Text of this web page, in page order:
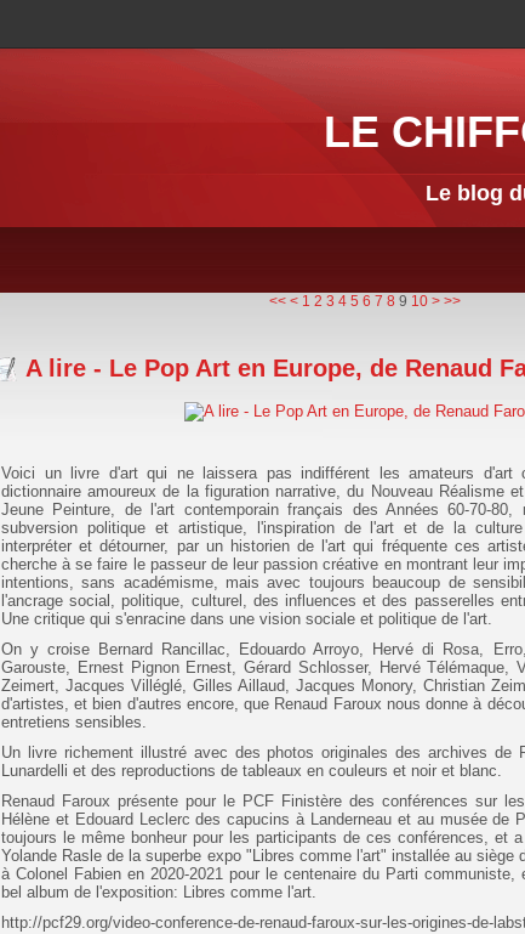
LE
Le blog
<< < 1 2 3 4 5 6 7 8 9 10 20
> >>
A lire - Le Pop Art en Europe, de Renaud
Voici un livre d'art qui ne laissera pas indifférent les amateurs d'art
dictionnaire amoureux de la figuration narrative, du Nouveau Réalisme
Jeune Peinture, de l'art contemporain français des Années 60-70-
subversion politique et artistique, l'inspiration de l'art et de la
interpréter et détourner, par un historien de l'art qui fréquente ces
cherche à se faire le passeur de leur passion créative en montrant leur
intentions, sans académisme, mais avec toujours beaucoup de
l'ancrage social, politique, culturel, des influences et des passerelles
Une critique qui s'enracine dans une vision sociale et politique de l'art.
On y croise Bernard Rancillac, Edouardo Arroyo, Hervé di Rosa,
Garouste, Ernest Pignon Ernest, Gérard Schlosser, Hervé Télémaque,
Zeimert, Jacques Villéglé, Gilles Aillaud, Jacques Monory, Christian
d'artistes, et bien d'autres encore, que Renaud Faroux nous donne à
entretiens sensibles.
Un livre richement illustré avec des photos originales des archives de
Lunardelli et des reproductions de tableaux en couleurs et noir et blanc.
Renaud Faroux présente pour le PCF Finistère des conférences sur
Hélène et Edouard Leclerc des capucins à Landerneau et au musée de
toujours le même bonheur pour les participants de ces conférences, et
Yolande Rasle de la superbe expo "Libres comme l'art" installée au siège
à Colonel Fabien en 2020-2021 pour le centenaire du Parti
bel album de l'exposition: Libres comme l'art.
http://pcf29.org/video-conference-de-renaud-faroux-sur-les-origines-de-